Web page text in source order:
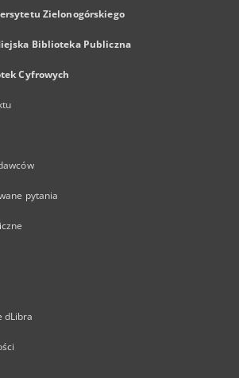
Zielonogórskiego
Biblioteka Publiczna
Cyfrowych
pytania
dLibra